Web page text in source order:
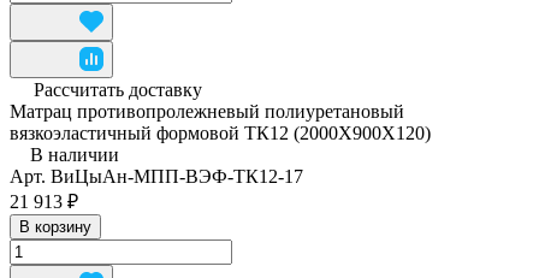
Рассчитать доставку
Матрац противопролежневый полиуретановый
вязкоэластичный формовой ТК12 (2000Х900Х120)
В наличии
Арт. ВиЦыАн-МПП-ВЭФ-ТК12-17
21 913 ₽
В корзину